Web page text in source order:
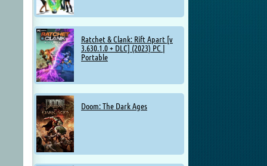
Ratchet & Clank: Rift Apart [v
3.630.1.0 + DLC] (2023) PC |
Portable
Doom: The Dark Ages